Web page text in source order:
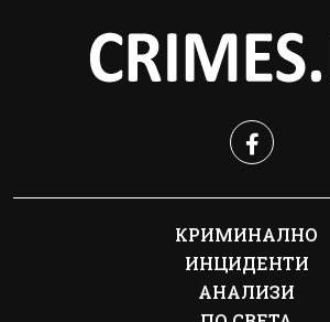
КРИМИНАЛНО
ИНЦИДЕНТИ
АНАЛИЗИ